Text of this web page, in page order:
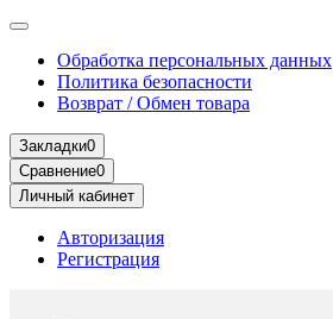
Обработка персональных данных
Политика безопасности
Возврат / Обмен товара
Закладки0
Сравнение0
Личный кабинет
Авторизация
Регистрация